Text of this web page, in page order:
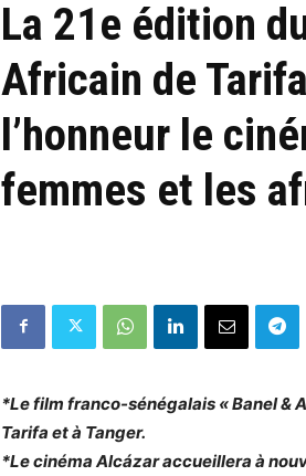
La 21e édition
Africain de
l’honneur le
femmes et les
*Le film franco-sénégalais « Banel &
Tarifa et à Tanger.
*Le cinéma Alcázar accueillera à